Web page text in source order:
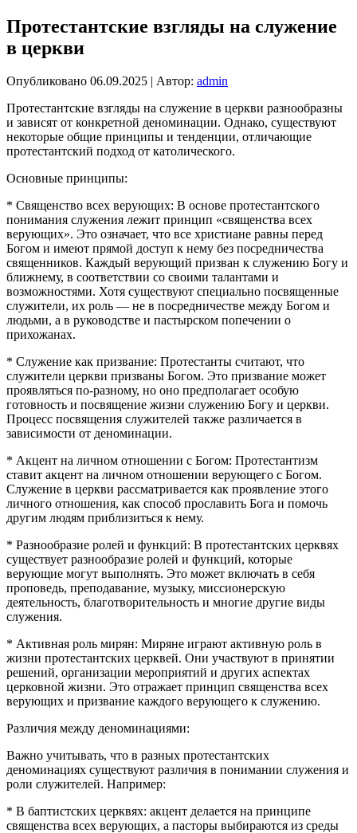
Протестантские взгляды на служение
в церкви
Опубликовано 06.09.2025 | Автор: admin
Протестантские взгляды на служение в церкви разнообразны
и зависят от конкретной деноминации. Однако, существуют
некоторые общие принципы и тенденции, отличающие
протестантский подход от католического.
Основные принципы:
* Священство всех верующих: В основе протестантского
понимания служения лежит принцип «священства всех
верующих». Это означает, что все христиане равны перед
Богом и имеют прямой доступ к нему без посредничества
священников. Каждый верующий призван к служению Богу и
ближнему, в соответствии со своими талантами и
возможностями. Хотя существуют специально посвященные
служители, их роль — не в посредничестве между Богом и
людьми, а в руководстве и пастырском попечении о
прихожанах.
* Служение как призвание: Протестанты считают, что
служители церкви призваны Богом. Это призвание может
проявляться по-разному, но оно предполагает особую
готовность и посвящение жизни служению Богу и церкви.
Процесс посвящения служителей также различается в
зависимости от деноминации.
* Акцент на личном отношении с Богом: Протестантизм
ставит акцент на личном отношении верующего с Богом.
Служение в церкви рассматривается как проявление этого
личного отношения, как способ прославить Бога и помочь
другим людям приблизиться к нему.
* Разнообразие ролей и функций: В протестантских церквях
существует разнообразие ролей и функций, которые
верующие могут выполнять. Это может включать в себя
проповедь, преподавание, музыку, миссионерскую
деятельность, благотворительность и многие другие виды
служения.
* Активная роль мирян: Миряне играют активную роль в
жизни протестантских церквей. Они участвуют в принятии
решений, организации мероприятий и других аспектах
церковной жизни. Это отражает принцип священства всех
верующих и призвание каждого верующего к служению.
Различия между деноминациями:
Важно учитывать, что в разных протестантских
деноминациях существуют различия в понимании служения и
роли служителей. Например:
* В баптистских церквях: акцент делается на принципе
священства всех верующих, а пасторы выбираются из среды